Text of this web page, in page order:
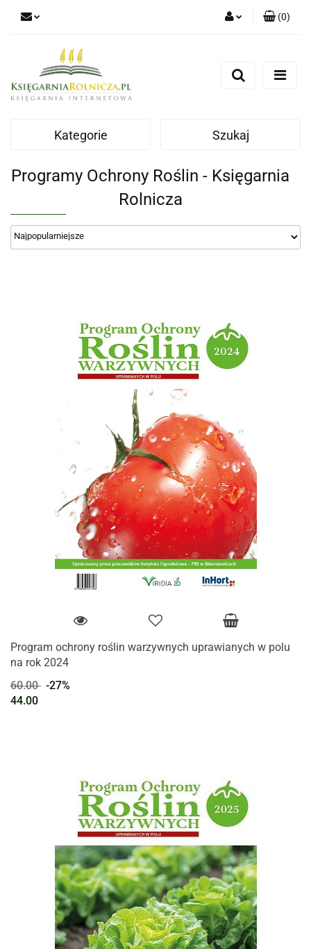
Zarejestruj się
(0)
Kategorie Szukaj
Programy Ochrony Roślin - Księgarnia
Rolnicza
Program ochrony roślin warzywnych uprawianych w polu
na rok 2024
60.00 -27%
44.00